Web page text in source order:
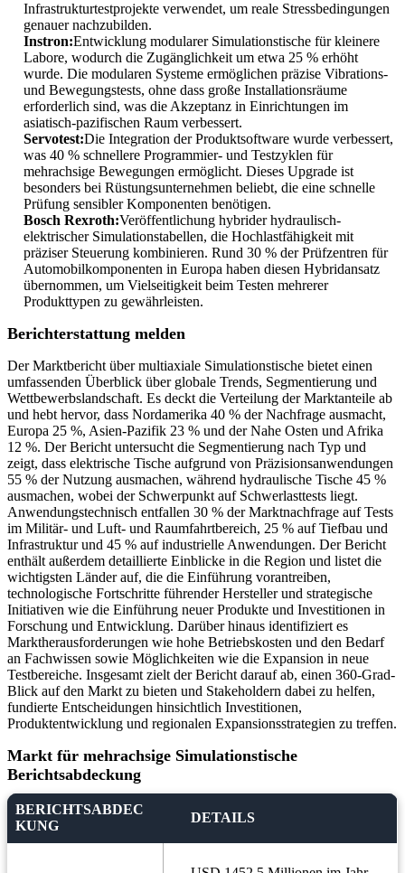
Infrastrukturtestprojekte verwendet, um reale Stressbedingungen
genauer nachzubilden.
Instron:Entwicklung modularer Simulationstische für kleinere
Labore, wodurch die Zugänglichkeit um etwa 25 % erhöht
wurde. Die modularen Systeme ermöglichen präzise Vibrations-
und Bewegungstests, ohne dass große Installationsräume
erforderlich sind, was die Akzeptanz in Einrichtungen im
asiatisch-pazifischen Raum verbessert.
Servotest:Die Integration der Produktsoftware wurde verbessert,
was 40 % schnellere Programmier- und Testzyklen für
mehrachsige Bewegungen ermöglicht. Dieses Upgrade ist
besonders bei Rüstungsunternehmen beliebt, die eine schnelle
Prüfung sensibler Komponenten benötigen.
Bosch Rexroth:Veröffentlichung hybrider hydraulisch-
elektrischer Simulationstabellen, die Hochlastfähigkeit mit
präziser Steuerung kombinieren. Rund 30 % der Prüfzentren für
Automobilkomponenten in Europa haben diesen Hybridansatz
übernommen, um Vielseitigkeit beim Testen mehrerer
Produkttypen zu gewährleisten.
Berichterstattung melden
Der Marktbericht über multiaxiale Simulationstische bietet einen
umfassenden Überblick über globale Trends, Segmentierung und
Wettbewerbslandschaft. Es deckt die Verteilung der Marktanteile ab
und hebt hervor, dass Nordamerika 40 % der Nachfrage ausmacht,
Europa 25 %, Asien-Pazifik 23 % und der Nahe Osten und Afrika
12 %. Der Bericht untersucht die Segmentierung nach Typ und
zeigt, dass elektrische Tische aufgrund von Präzisionsanwendungen
55 % der Nutzung ausmachen, während hydraulische Tische 45 %
ausmachen, wobei der Schwerpunkt auf Schwerlasttests liegt.
Anwendungstechnisch entfallen 30 % der Marktnachfrage auf Tests
im Militär- und Luft- und Raumfahrtbereich, 25 % auf Tiefbau und
Infrastruktur und 45 % auf industrielle Anwendungen. Der Bericht
enthält außerdem detaillierte Einblicke in die Region und listet die
wichtigsten Länder auf, die die Einführung vorantreiben,
technologische Fortschritte führender Hersteller und strategische
Initiativen wie die Einführung neuer Produkte und Investitionen in
Forschung und Entwicklung. Darüber hinaus identifiziert es
Marktherausforderungen wie hohe Betriebskosten und den Bedarf
an Fachwissen sowie Möglichkeiten wie die Expansion in neue
Testbereiche. Insgesamt zielt der Bericht darauf ab, einen 360-Grad-
Blick auf den Markt zu bieten und Stakeholdern dabei zu helfen,
fundierte Entscheidungen hinsichtlich Investitionen,
Produktentwicklung und regionalen Expansionsstrategien zu treffen.
Markt für mehrachsige Simulationstische
Berichtsabdeckung
BERICHTSABDEC
KUNG
DETAILS